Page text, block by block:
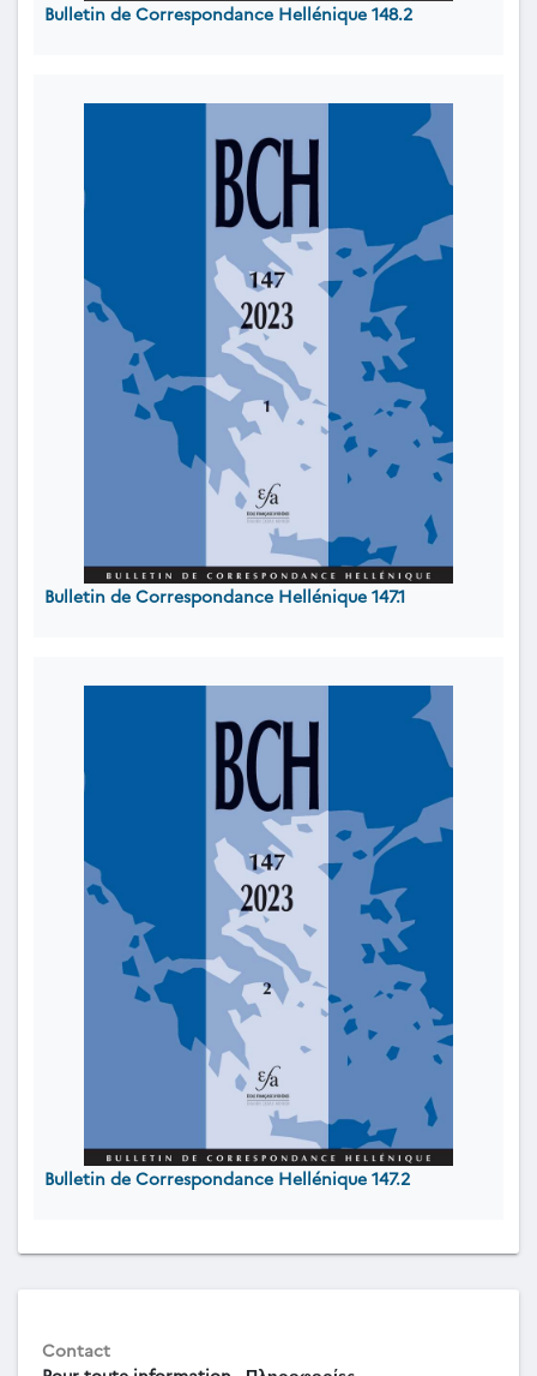
Bulletin de Correspondance Hellénique 148.2
Bulletin de Correspondance Hellénique 147.1
Bulletin de Correspondance Hellénique 147.2
Contact